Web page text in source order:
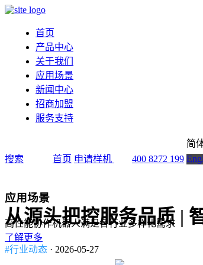
首页
产品中心
关于我们
应用场景
新闻中心
招商加盟
服务支持
搜索 首页 申请样机 400 8272 199
简
应用场景
高性能协作机器人满足各行业多样化需求
了解更多
从源头把控服务品质 |
#行业动态 · 2026-05-27